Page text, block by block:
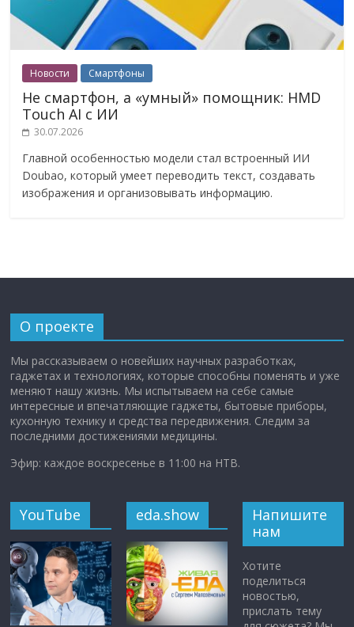
Новости Смартфоны
Не смартфон, а «умный» помощник: HMD
Touch AI с ИИ
30.07.2026
Главной особенностью модели стал встроенный ИИ
Doubao, который умеет переводить текст, создавать
изображения и организовывать информацию.
О проекте
Мы рассказываем о новейших научных разработках,
гаджетах и технологиях, которые способны поменять и уже
меняют нашу жизнь. Мы испытываем на себе самые
интересные и впечатляющие гаджеты, бытовые приборы,
кухонную технику и средства передвижения. Следим за
последними достижениями медицины.
Эфир: каждое воскресенье в 11:00 на НТВ.
YouTube eda.show
Напишите
нам
Хотите
поделиться
новостью,
прислать тему